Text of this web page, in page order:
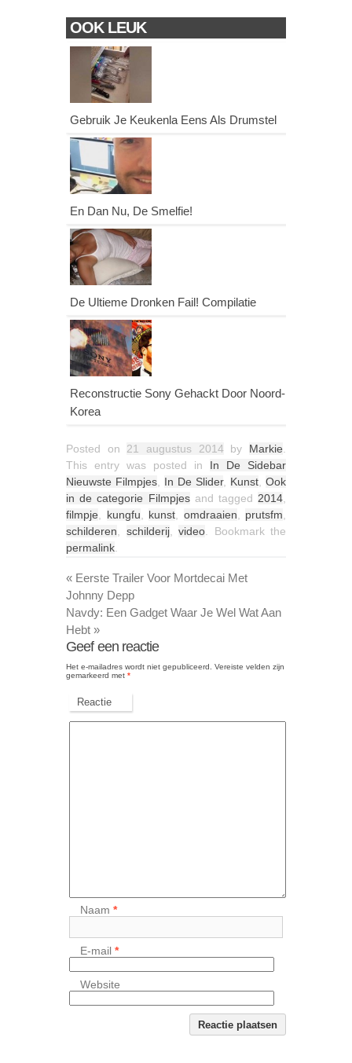
OOK LEUK
Gebruik Je Keukenla Eens Als Drumstel
En Dan Nu, De Smelfie!
De Ultieme Dronken Fail! Compilatie
Reconstructie Sony Gehackt Door Noord-
Korea
Posted on 21 augustus 2014 by Markie
This entry was posted in In De Sidebar
Nieuwste Filmpjes
In De Slider, Kunst Ook
in de categorie Filmpjesand tagged 2014
filmpje
kungfu kunst omdraaien prutsfm
schilderen
schilderij, video . Bookmark the
permalink
« Eerste Trailer Voor Mortdecai Met
Johnny Depp
Navdy: Een Gadget Waar Je Wel Wat Aan
Hebt »
Geef een reactie
Het e-mailadres wordt niet gepubliceerd.
Vereiste velden zijn
gemarkeerd met *
Reactie
Naam*
E-mail*
Website